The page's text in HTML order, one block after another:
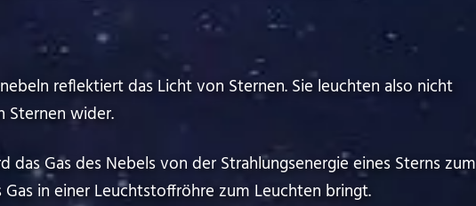
reflektiert das Licht von Sternen. Sie leuchten also nicht
Sternen wider.
das Gas des Nebels von der Strahlungsenergie eines Sterns zum
in einer Leuchtstoffröhre zum Leuchten bringt.